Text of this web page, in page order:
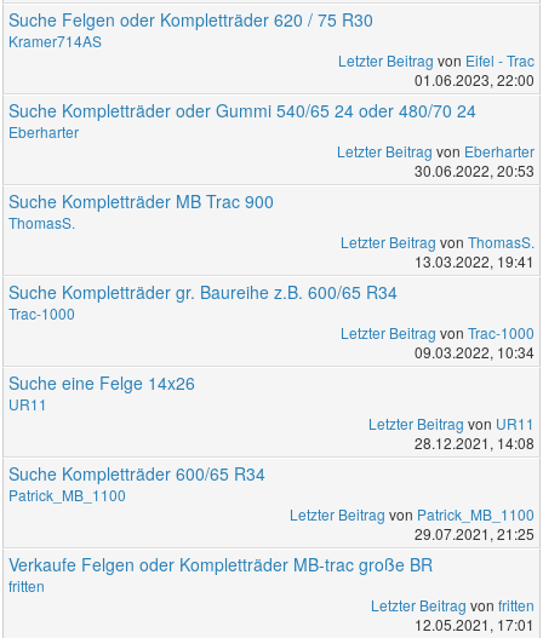
Suche Felgen oder Kompletträder 620 / 75 R30
Kramer714AS
Letzter Beitrag von Eifel - Trac
01.06.2023, 22:00
Suche Kompletträder oder Gummi 540/65 24 oder 480/70 24
Eberharter
Letzter Beitrag von Eberharter
30.06.2022, 20:53
Suche Kompletträder MB Trac 900
ThomasS.
Letzter Beitrag von ThomasS.
13.03.2022, 19:41
Suche Kompletträder gr. Baureihe z.B. 600/65 R34
Trac-1000
Letzter Beitrag von Trac-1000
09.03.2022, 10:34
Suche eine Felge 14x26
UR11
Letzter Beitrag von UR11
28.12.2021, 14:08
Suche Kompletträder 600/65 R34
Patrick_MB_1100
Letzter Beitrag von Patrick_MB_1100
29.07.2021, 21:25
Verkaufe Felgen oder Kompletträder MB-trac große BR
fritten
Letzter Beitrag von fritten
12.05.2021, 17:01